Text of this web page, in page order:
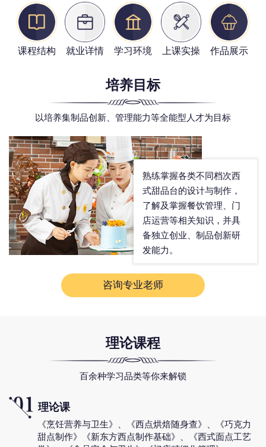
课程结构 就业详情 学习环境 上课实操 作品展示
培养目标
以培养集制品创新、管理能力等全能型人才为目标
熟练掌握各类不同档次西
式甜品台的设计与制作，
了解及掌握餐饮管理、门
店运营等相关知识，并具
备独立创业、制品创新研
发能力。
咨询专业老师
理论课程
百余种学习品类等你来解锁
理论课
《烹饪营养与卫生》、《西点烘焙随身查》、《巧克力
甜点制作》《新东方西点制作基础》、《西式面点工艺